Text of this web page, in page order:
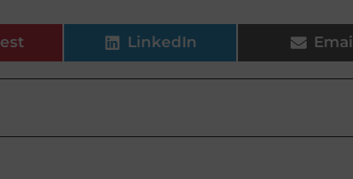
LinkedIn Email